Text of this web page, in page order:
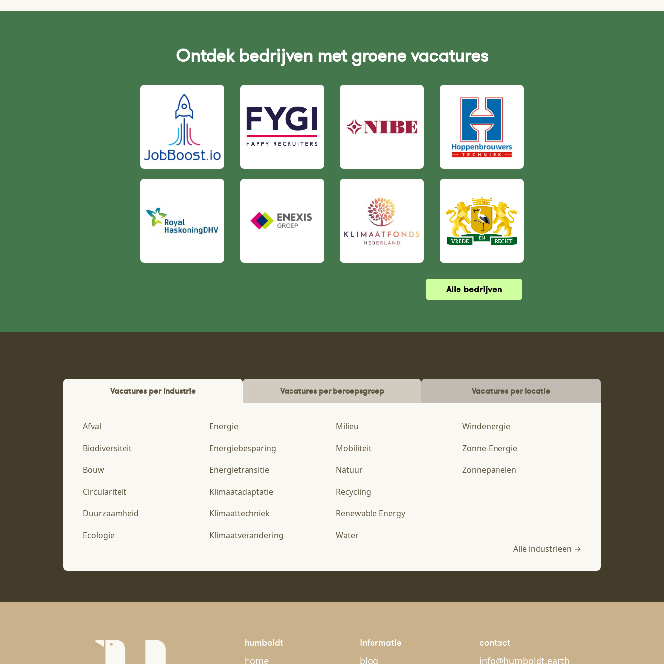
Ontdek bedrijven met groene vacatures
Alle bedrijven
Vacatures per industrie Vacatures per beroepsgroep Vacatures per locatie
Afval
Biodiversiteit
Bouw
Circulariteit
Duurzaamheid
Ecologie
Energie
Energiebesparing
Energietransitie
Klimaatadaptatie
Klimaattechniek
Klimaatverandering
Milieu
Mobiliteit
Natuur
Recycling
Renewable Energy
Water
Windenergie
Zonne-Energie
Zonnepanelen
Alle industrieën →
humboldt
home
informatie
blog
contact
info@humboldt.earth